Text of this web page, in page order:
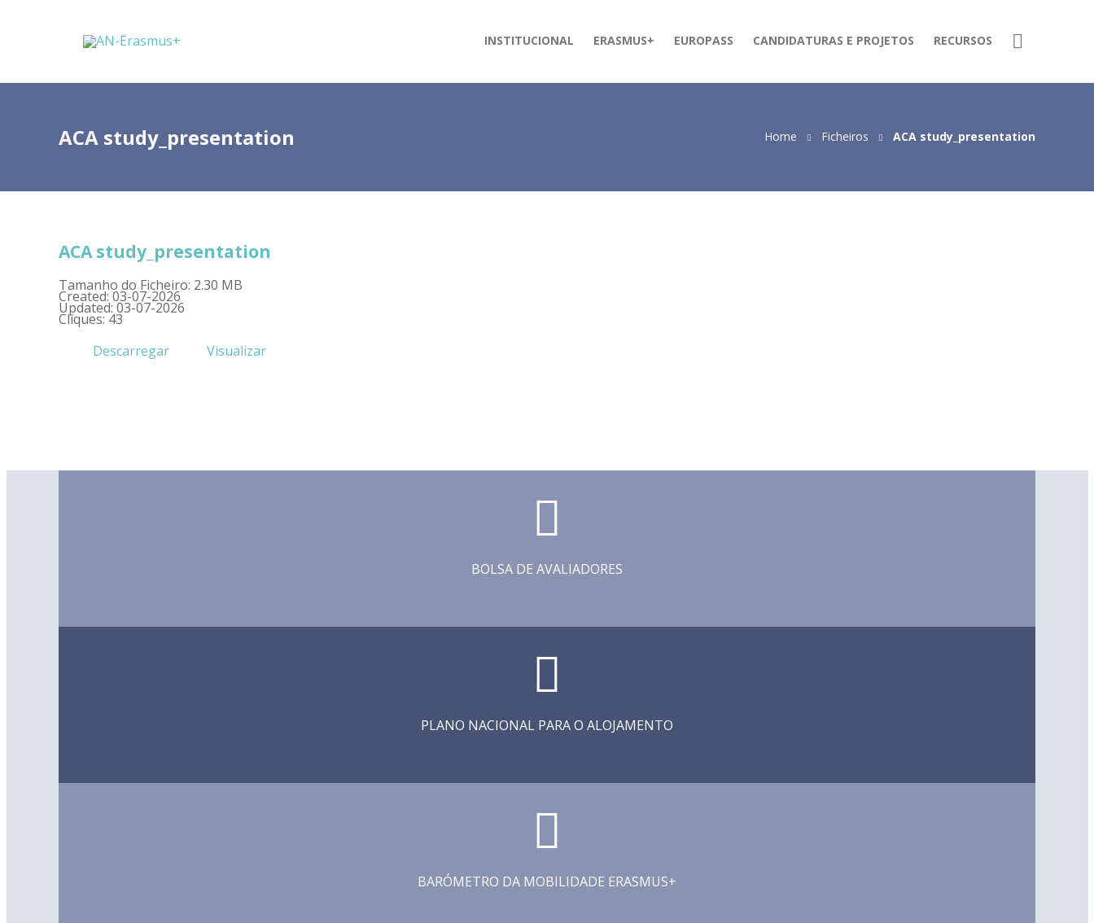
INSTITUCIONAL ERASMUS+ EUROPASS CANDIDATURAS E PROJETOS RECURSOS
ACA study_presentation Home Ficheiros ACA study_presentation
ACA study_presentation
Tamanho do Ficheiro: 2.30 MB
Created: 03-07-2026
Updated: 03-07-2026
Cliques: 43
Descarregar
Visualizar
BOLSA DE AVALIADORES
PLANO NACIONAL PARA O ALOJAMENTO
BARÓMETRO DA MOBILIDADE ERASMUS+